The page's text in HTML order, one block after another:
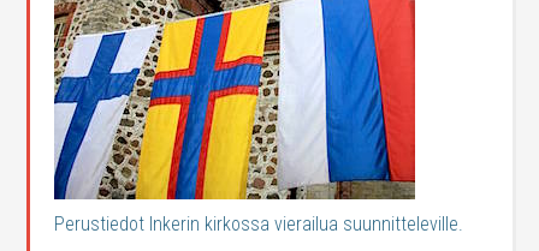
Perustiedot Inkerin kirkossa vierailua suunnitteleville.